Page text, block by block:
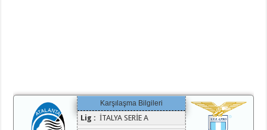
Karşılaşma Bilgileri
Lig : İTALYA SERİE A